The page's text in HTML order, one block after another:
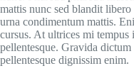
mattis nunc sed blandit
urna condimentum mattis.
cursus. At ultrices mi tempus
pellentesque. Gravida
pellentesque dignissim enim.